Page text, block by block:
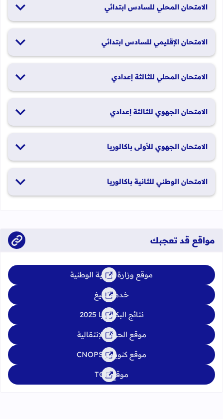
الامتحان المحلي للسادس ابتدائي
الامتحان الإقليمي للسادس ابتدائي
الامتحان المحلي للثالثة إعدادي
الامتحان الجهوي للثالثة إعدادي
الامتحان الجهوي للأولى باكالوريا
2026
الامتحان الوطني للثانية باكالوريا
مواقع قد تعجبك
موقع وزارة التربية الوطنية
خدمة تبليغ
نتائج البكالوريا 2025
موقع الحركة الإنتقالية
موقع كنوبس CNOPS
موقع TGR